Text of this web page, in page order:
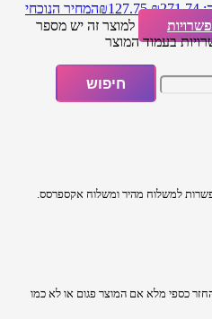
₪127.75
המחיר הנוכחי
למוצר זה יש מספר
בעמוד המוצר
חיפוש
למשלוח מהיר​ ומשלוח אקספרסס.
כספי מלא אם המוצר פגום או לא כמו